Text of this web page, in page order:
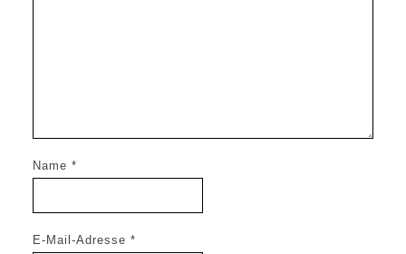
Name *
E-Mail-Adresse *